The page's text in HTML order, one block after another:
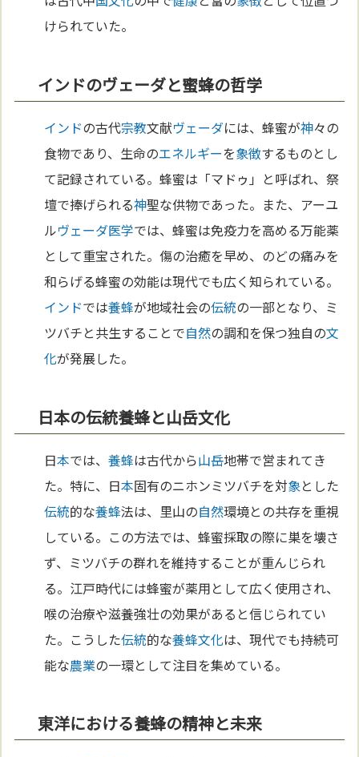
けられていた。
インドのヴェーダと蜜蜂の哲学
インドの古代宗教文献ヴェーダには、蜂蜜が神々の
食物であり、生命のエネルギーを象徴するものとし
て記録されている。蜂蜜は「マドゥ」と呼ばれ、祭
壇で捧げられる神聖な供物であった。また、アーユ
ルヴェーダ医学では、蜂蜜は免疫力を高める万能薬
として重宝された。傷の治癒を早め、のどの痛みを
和らげる蜂蜜の効能は現代でも広く知られている。
インドでは養蜂が地域社会の伝統の一部となり、ミ
ツバチと共生することで自然の調和を保つ独自の文
化が発展した。
日本の伝統養蜂と山岳文化
日本では、養蜂は古代から山岳地帯で営まれてき
た。特に、日本固有のニホンミツバチを対象とした
伝統的な養蜂法は、里山の自然環境との共存を重視
している。この方法では、蜂蜜採取の際に巣を壊さ
ず、ミツバチの群れを維持することが重んじられ
る。江戸時代には蜂蜜が薬用として広く使用され、
喉の治療や滋養強壮の効果があると信じられてい
た。こうした伝統的な養蜂文化は、現代でも持続可
能な農業の一環として注目を集めている。
東洋における養蜂の精神と未来